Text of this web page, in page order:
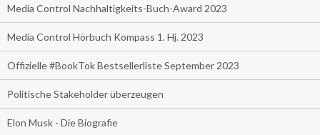
Media Control Nachhaltigkeits-Buch-Award 2023
Media Control Hörbuch Kompass 1. Hj. 2023
Offizielle #BookTok Bestsellerliste September 2023
Politische Stakeholder überzeugen
Elon Musk - Die Biografie